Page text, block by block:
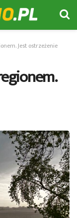
Jest ostrzeżenie